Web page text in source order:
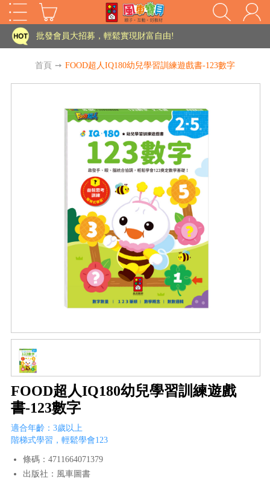
家長樂了!「風車書版集團暨FOOD超人企業總部」目前正興建中!
批發會員大招募，輕鬆實現財富自由!
老師您好!!幼教會員火熱招募中~
海外購物免煩惱！點我查看『海外購物流程說明』
批發會員大招募，輕鬆實現財富自由!
老師您好!!幼教會員火熱招募中~
海外購物免煩惱！點我查看『海外購物流程說明』
首頁 ➙ FOOD超人IQ180幼兒學習訓練遊戲書-123數字
FOOD超人IQ180幼兒學習訓練遊戲
書-123數字
適合年齡：3歲以上
階梯式學習，輕鬆學會123
條碼：4711664071379
出版社：風車圖書